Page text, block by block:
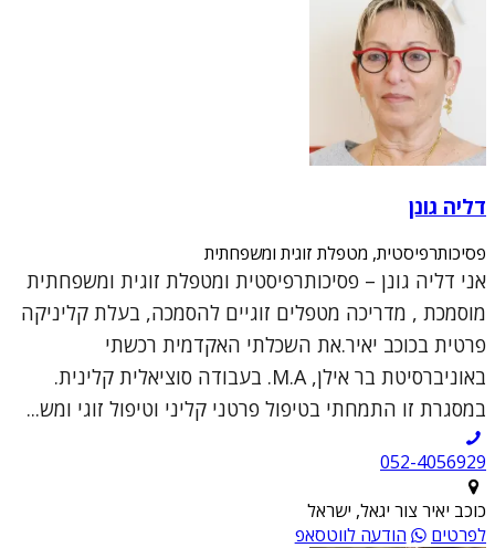
דליה גונן
פסיכותרפיסטית, מטפלת זוגית ומשפחתית
אני דליה גונן – פסיכותרפיסטית ומטפלת זוגית ומשפחתית
מוסמכת , מדריכה מטפלים זוגיים להסמכה, בעלת קליניקה
פרטית בכוכב יאיר.את השכלתי האקדמית רכשתי
באוניברסיטת בר אילן, M.A. בעבודה סוציאלית קלינית.
במסגרת זו התמחתי בטיפול פרטני קליני וטיפול זוגי ומש...
052-4056929
כוכב יאיר צור יגאל, ישראל
לפרטים
הודעה לווטסאפ